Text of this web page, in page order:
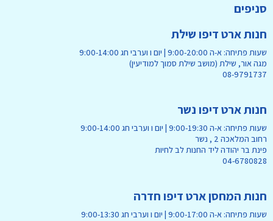
סניפים
חנות ארט דיפו שילת
שעות פתיחה: א-ה 9:00-20:00 | יום ו וערבי חג 9:00-14:00
מגה אור, שילת (מושב שילת סמוך למודיעין)
08-9791737
חנות ארט דיפו נשר
שעות פתיחה: א-ה 9:00-19:30 | יום ו וערבי חג 9:00-14:00
רחוב המלאכה 2 , נשר
פינת בר יהודה ליד החנות לב לחיות
04-6780828
חנות המחסן ארט דיפו חדרה
שעות פתיחה: א-ה 9:00-17:00 | יום ו וערבי חג 9:00-13:30